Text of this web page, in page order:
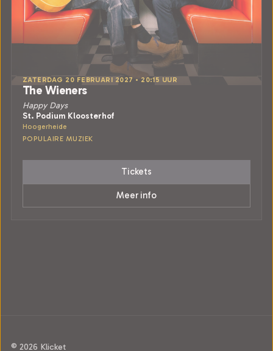
ZATERDAG 20 FEBRUARI 2027 • 20:15 UUR
The Wieners
Happy Days
St. Podium Kloosterhof
Hoogerheide
POPULAIRE MUZIEK
Tickets
Meer info
© 2026 Klicket